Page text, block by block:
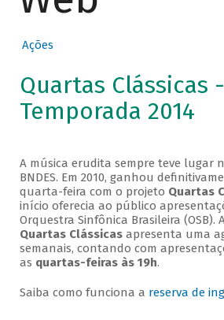
Ações
Quartas Clássicas -
Temporada 2014
A música erudita sempre teve lugar
BNDES. Em 2010, ganhou
quarta-feira com o projeto Quartas
início oferecia ao público
Orquestra Sinfônica Brasileira (OSB).
Quartas Clássicasapresenta uma
semanais, contando com
as quartas-feiras às 19h.
Saiba como funciona a reserva de